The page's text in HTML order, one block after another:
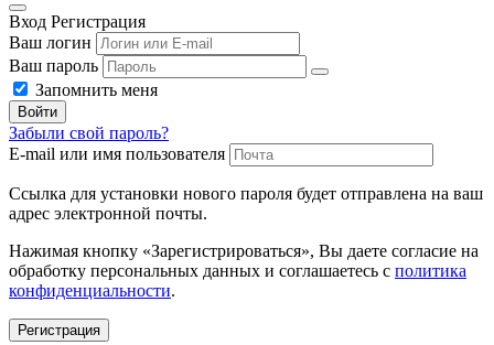
Вход Регистрация
Ваш логин
Ваш пароль
Запомнить меня
Войти
Забыли свой пароль?
E-mail или имя пользователя
Ссылка для установки нового пароля будет отправлена ​​на ваш
адрес электронной почты.
Нажимая кнопку «Зарегистрироваться», Вы даете согласие на
обработку персональных данных и соглашаетесь с политика
конфиденциальности.
Регистрация